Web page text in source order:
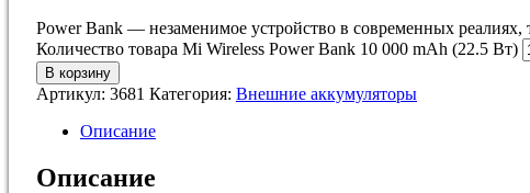
Power Bank — незаменимое устройство в современных реалиях,
Количество товара Mi Wireless Power Bank 10 000 mAh (22.5 Вт)
В корзину
Артикул: 3681 Категория: Внешние аккумуляторы
Описание
Описание